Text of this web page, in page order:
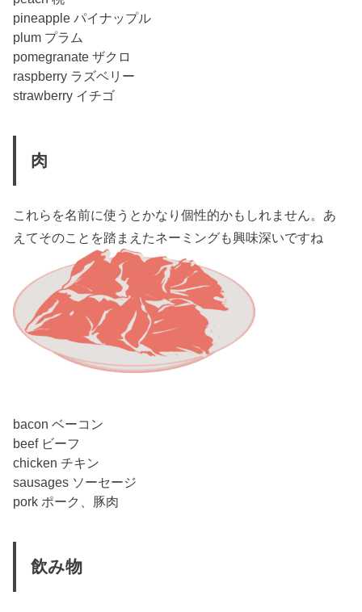
pineapple パイナップル
plum プラム
pomegranate ザクロ
raspberry ラズベリー
strawberry イチゴ
肉
これらを名前に使うとかなり個性的かもしれません。あ
えてそのことを踏まえたネーミングも興味深いですね
bacon ベーコン
beef ビーフ
chicken チキン
sausages ソーセージ
pork ポーク、豚肉
飲み物